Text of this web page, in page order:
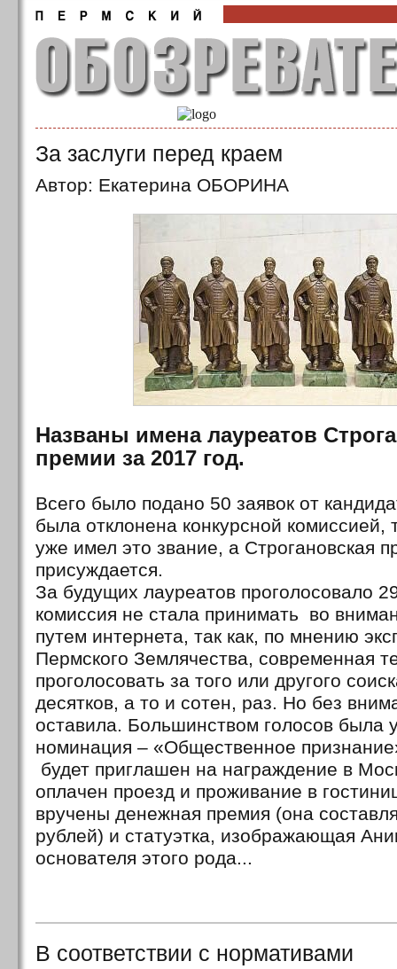
За заслуги перед краем
Автор: Екатерина ОБОРИНА
Названы имена лауреатов
премии за 2017 год.
Всего было подано 50 заявок от
была отклонена конкурсной комиссией,
уже имел это звание, а Строгановская
присуждается.
За будущих лауреатов проголосовало
комиссия не стала принимать во
путем интернета, так как, по мнению
Пермского Землячества, современная
проголосовать за того или другого
десятков, а то и сотен, раз. Но без
оставила. Большинством голосов была
номинация – «Общественное
будет приглашен на награждение в
оплачен проезд и проживание в
вручены денежная премия (она
рублей) и статуэтка, изображающая
основателя этого рода...
В соответствии с нормативами